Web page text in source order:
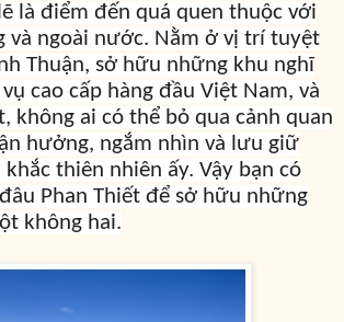
là điểm đến quá quen thuộc với
và ngoài nước. Nằm ở vị trí tuyệt
Thuận, sở hữu những khu nghĩ
cao cấp hàng đầu Việt Nam, và
không ai có thể bỏ qua cảnh quan
hưởng, ngắm nhìn và lưu giữ
thiên nhiên ấy. Vậy bạn có
Phan Thiết để sở hữu những
không hai.